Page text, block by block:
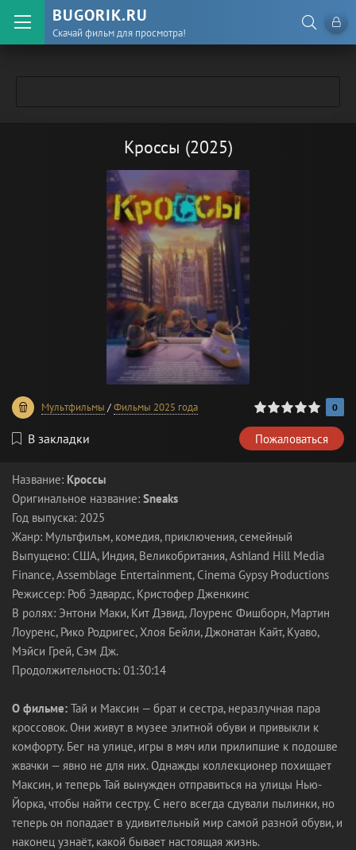
BUGORIK.RU
Скачай фильм для просмотра!
Кроссы (2025)
Мультфильмы /Фильмы 2025 года
0 1 2 0
В закладки Пожаловаться
Название: Кроссы
Оригинальное название: Sneaks
Год выпуска: 2025
Жанр: Мультфильм, комедия, приключения, семейный
Выпущено: США, Индия, Великобритания, Ashland Hill Media
Finance, Assemblage Entertainment, Cinema Gypsy Productions
Режиссер: Роб Эдвардс, Кристофер Дженкинс
В ролях: Энтони Маки, Кит Дэвид, Лоуренс Фишборн, Мартин
Лоуренс, Рико Родригес, Хлоя Бейли, Джонатан Кайт, Куаво,
Мэйси Грей, Сэм Дж.
Продолжительность: 01:30:14
О фильме: Тай и Максин — брат и сестра, неразлучная пара
кроссовок. Они живут в музее элитной обуви и привыкли к
комфорту. Бег на улице, игры в мяч или прилипшие к подошве
жвачки — явно не для них. Однажды коллекционер похищает
Максин, и теперь Тай вынужден отправиться на улицы Нью-
Йорка, чтобы найти сестру. С него всегда сдували пылинки, но
теперь он попадает в удивительный мир самой разной обуви, и
наконец узнаёт, какой бывает настоящая жизнь.